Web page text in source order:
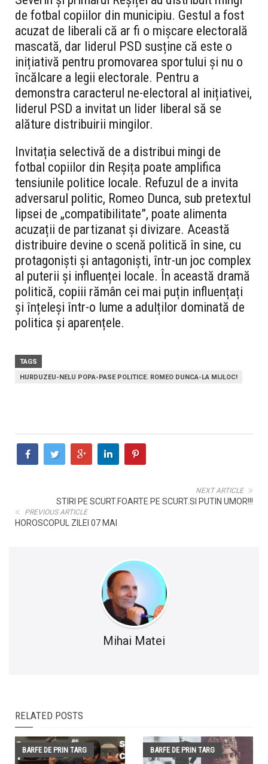
de fotbal copiilor din municipiu. Gestul a fost
acuzat de liberali că ar fi o mișcare electorală
mascată, dar liderul PSD susține că este o
inițiativă pentru promovarea sportului și nu o
încălcare a legii electorale. Pentru a
demonstra caracterul ne-electoral al inițiativei,
liderul PSD a invitat un lider liberal să se
alăture distribuirii mingilor.
Invitația selectivă de a distribui mingi de
fotbal copiilor din Reșița poate amplifica
tensiunile politice locale. Refuzul de a invita
adversarul politic, Romeo Dunca, sub pretextul
lipsei de „compatibilitate”, poate alimenta
acuzații de partizanat și divizare. Această
distribuire devine o scenă politică în sine, cu
protagoniști și antagoniști, într-un joc complex
al puterii și influenței locale. În această dramă
politică, copiii rămân cei mai puțin influențați
și înțeleși într-o lume a adulților dominată de
politica și aparențele.
TAGS
HURDUZEU-NELU POPA-PASE POLITICE. ROMEO DUNCA-LA MIJLOC!
NEXT ARTICLE
STIRI PE SCURT.FOARTE PE SCURT.SI PUTIN UMOR!!!
PREVIOUS ARTICLE
HOROSCOPUL ZILEI 07 MAI
Mihai Matei
RELATED POSTS
BARFE DE PRIN TARG BARFE DE PRIN TARG